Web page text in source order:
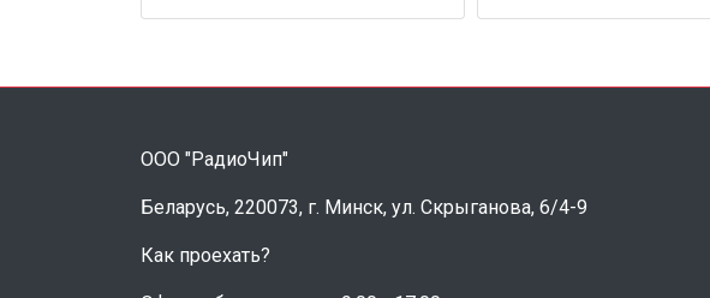
ООО "РадиоЧип"
Беларусь, 220073, г. Минск, ул. Скрыганова, 6/4-9
Как проехать?